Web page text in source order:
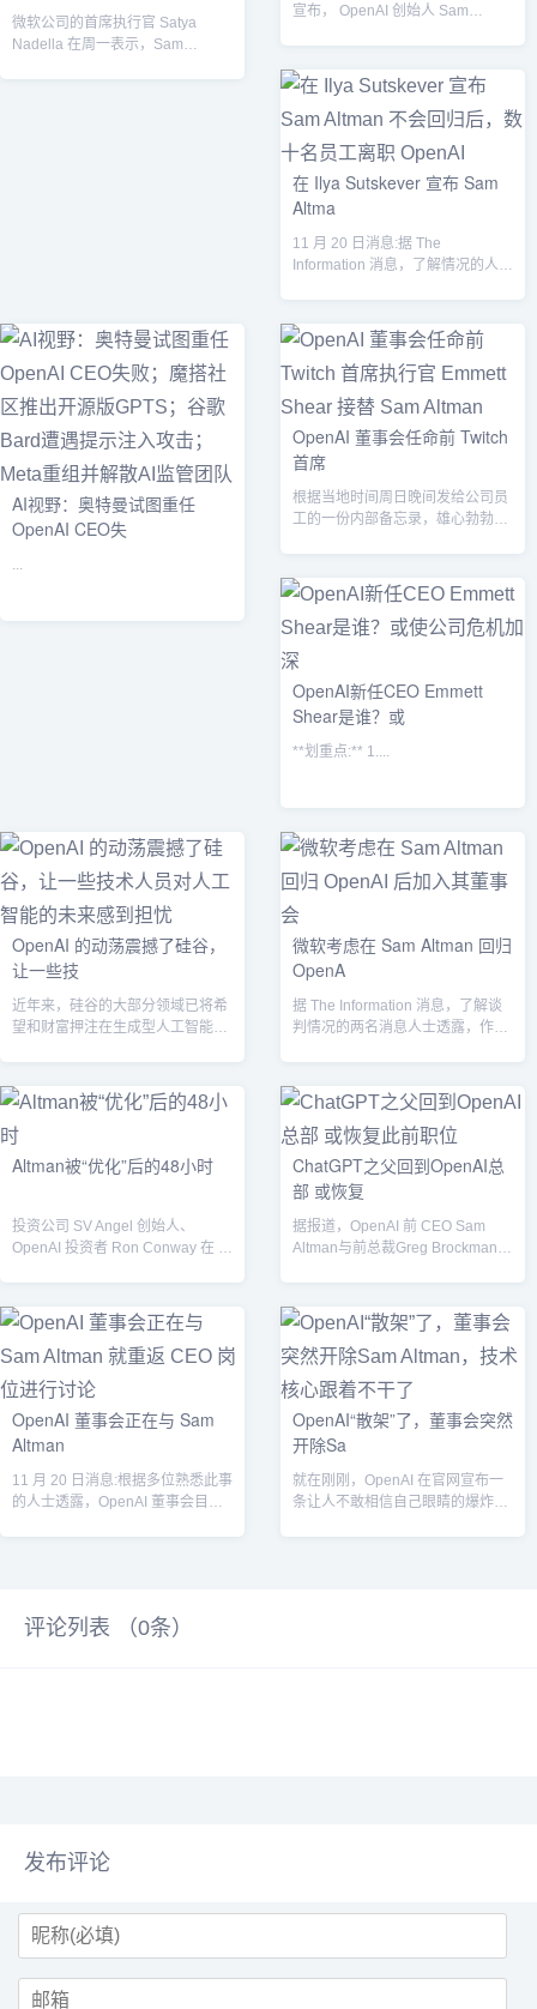
微软公司的首席执行官 Satya
Nadella 在周一表示，Sam
宣布， OpenAI 创始人 Sam
在 Ilya Sutskever 宣布 Sam
Altma
11 月 20 日消息:据 The
Information 消息，了解情况的人士
AI视野：奥特曼试图重任
OpenAI CEO失
...
OpenAI 董事会任命前 Twitch
首席
根据当地时间周日晚间发给公司员
工的一份内部备忘录，雄心勃勃的
OpenAI新任CEO Emmett
Shear是谁？或
**划重点:** 1....
OpenAI 的动荡震撼了硅谷，
让一些技
近年来，硅谷的大部分领域已将希
望和财富押注在生成型人工智能技
微软考虑在 Sam Altman 回归
OpenA
据 The Information 消息，了解谈
判情况的两名消息人士透露，作为
Altman被“优化”后的48小时
投资公司 SV Angel 创始人、
OpenAI 投资者 Ron Conway 在 X
ChatGPT之父回到OpenAI总
部 或恢复
据报道，OpenAI 前 CEO Sam
Altman与前总裁Greg Brockman在
OpenAI 董事会正在与 Sam
Altman
11 月 20 日消息:根据多位熟悉此事
的人士透露，OpenAI 董事会目前
OpenAI“散架”了，董事会突然
开除Sa
就在刚刚，OpenAI 在官网宣布一
条让人不敢相信自己眼睛的爆炸性
评论列表 （0条）
发布评论